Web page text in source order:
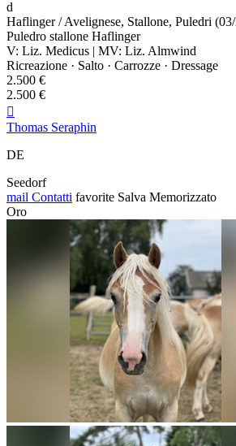
d
Haflinger / Avelignese, Stallone, Puledri
Puledro stallone Haflinger
V: Liz. Medicus | MV: Liz. Almwind
Ricreazione · Salto · Carrozze · Dressage
2.500 €
2.500 €

Thomas Seraphin
DE
Seedorf
mail Contatti favorite Salva Memorizzato
Oro